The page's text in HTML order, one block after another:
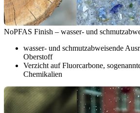
NoPFAS Finish – wasser- und
wasser- und schmutzabweisende
Oberstoff
Verzicht auf Fluorcarbone,
Chemikalien